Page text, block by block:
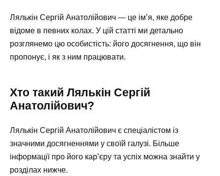
Лялькін Сергій Анатолійович — це ім’я, яке добре
відоме в певних колах. У цій статті ми детально
розглянемо цю особистість: його досягнення, що він
пропонує, і як з ним працювати.
Хто такий Лялькін Сергій
Анатолійович?
Лялькін Сергій Анатолійович є спеціалістом із
значними досягненнями у своїй галузі. Більше
інформації про його кар’єру та успіх можна знайти у
розділах нижче.